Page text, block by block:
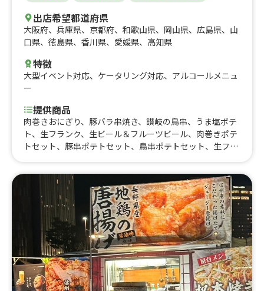
出店希望都道府県
大阪府、 兵庫県、 京都府、 和歌山県、 岡山県、 広島県、 山
口県、 徳島県、 香川県、 愛媛県、 高知県
特徴
大型イベント対応、 ケータリング対応、 アルコールメニュ
ー
提供商品
肉巻きおにぎり、豚バラ串焼き、讃岐の鳥串、うま塩ポテ
ト、生フランク、生ビール＆フルーツビール、肉巻きポテ
トセット、豚串ポテトセット、鳥串ポテトセット、生フラ
ップル）、まるごとパイナップルジュース、瀬戸内海の塩
から揚げ、超最強全部セット、韓国餃子（マンドゥ）３個
入り、韓国餃子 ポテトセット、とんから、焼きそば・焼
うどんなど、さぬきオリーブ牛のメンチカツ、さぬきオリ
ーブ豚のコロッケ、イカ串、ヤンニョムチキン、ヤンニョ
ム餃子（ヤンニョムマンドゥ）、チキンフランク、豚もつ
煮込み、クラムチャウダー、チキンクリームシチュー、お
好み焼き串、あげたこ焼き（6個入り）、チーズボール（4
個入り）、チーズボールポテトセット